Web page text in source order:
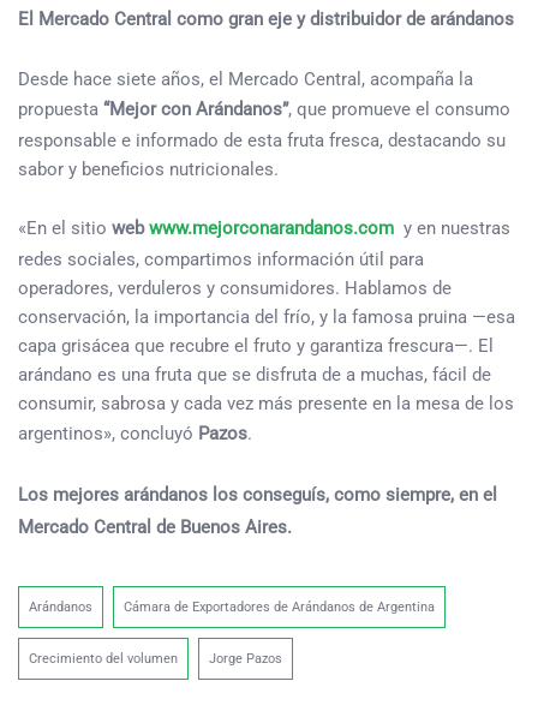
El Mercado Central como gran eje y distribuidor de arándanos
Desde hace siete años, el Mercado Central, acompaña la
propuesta “Mejor con Arándanos”, que promueve el consumo
responsable e informado de esta fruta fresca, destacando su
sabor y beneficios nutricionales.
«En el sitio webwww.mejorconarandanos.com y en nuestras
redes sociales, compartimos información útil para
operadores, verduleros y consumidores. Hablamos de
conservación, la importancia del frío, y la famosa pruina —esa
capa grisácea que recubre el fruto y garantiza frescura—. El
arándano es una fruta que se disfruta de a muchas, fácil de
consumir, sabrosa y cada vez más presente en la mesa de los
argentinos», concluyó Pazos.
Los mejores arándanos los conseguís, como siempre, en el
Mercado Central de Buenos Aires.
Arándanos Cámara de Exportadores de Arándanos de Argentina
Crecimiento del volumen Jorge Pazos